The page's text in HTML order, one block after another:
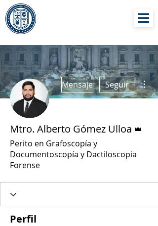
Mensaje Seguir
Mtro. Alberto Gómez Ulloa
Perito en Grafoscopía y
Documentoscopía y Dactiloscopia
Forense
Perfil